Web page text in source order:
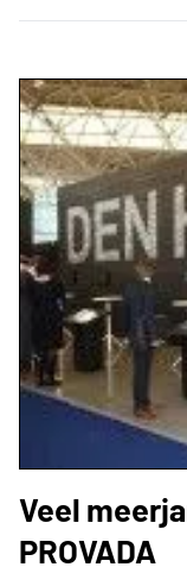
Veel
PROVADA